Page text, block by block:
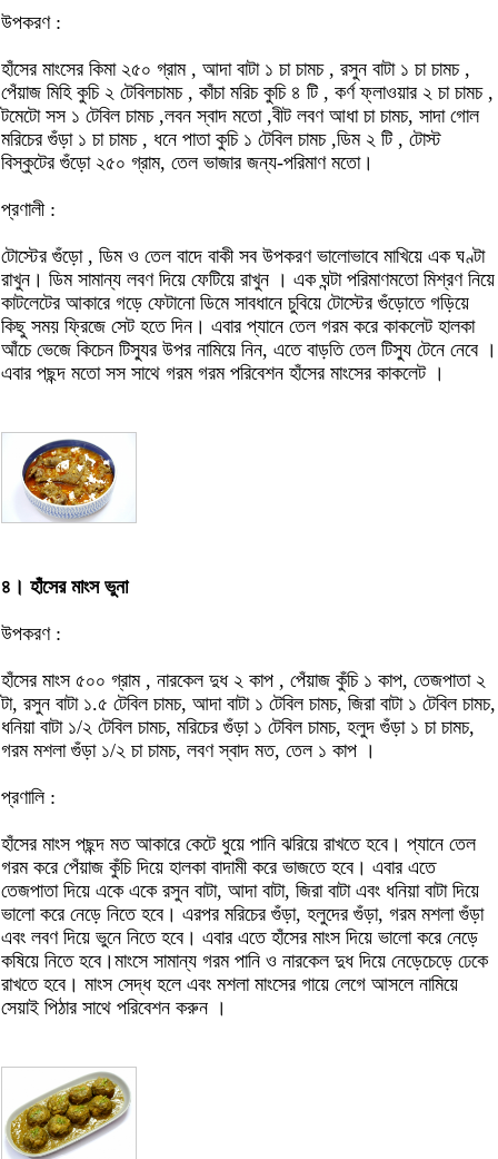
উপকরণ :
হাঁসের মাংসের কিমা ২৫০ গ্রাম , আদা বাটা ১ চা চামচ , রসুন বাটা ১ চা চামচ ,
পেঁয়াজ মিহি কুচি ২ টেবিলচামচ , কাঁচা মরিচ কুচি ৪ টি , কর্ণ ফ্লাওয়ার ২ চা চামচ ,
টমেটো সস ১ টেবিল চামচ ,লবন স্বাদ মতো ,বীট লবণ আধা চা চামচ, সাদা গোল
মরিচের গুঁড়া ১ চা চামচ , ধনে পাতা কুচি ১ টেবিল চামচ ,ডিম ২ টি , টোস্ট
বিস্কুটের গুঁড়ো ২৫০ গ্রাম, তেল ভাজার জন্য-পরিমাণ মতো।
প্রণালী :
টোস্টের গুঁড়ো , ডিম ও তেল বাদে বাকী সব উপকরণ ভালোভাবে মাখিয়ে এক ঘণ্টা
রাখুন। ডিম সামান্য লবণ দিয়ে ফেটিয়ে রাখুন । এক ঘন্টা পরিমাণমতো মিশ্রণ নিয়ে
কাটলেটের আকারে গড়ে ফেটানো ডিমে সাবধানে চুবিয়ে টোস্টের গুঁড়োতে গড়িয়ে
কিছু সময় ফ্রিজে সেট হতে দিন। এবার প্যানে তেল গরম করে কাকলেট হালকা
আঁচে ভেজে কিচেন টিস্যুর উপর নামিয়ে নিন, এতে বাড়তি তেল টিস্যু টেনে নেবে ।
এবার পছন্দ মতো সস সাথে গরম গরম পরিবেশন হাঁসের মাংসের কাকলেট ।
৪। হাঁসের মাংস ভুনা
উপকরণ :
হাঁসের মাংস ৫০০ গ্রাম , নারকেল দুধ ২ কাপ , পেঁয়াজ কুঁচি ১ কাপ, তেজপাতা ২
টা, রসুন বাটা ১.৫ টেবিল চামচ, আদা বাটা ১ টেবিল চামচ, জিরা বাটা ১ টেবিল চামচ,
ধনিয়া বাটা ১/২ টেবিল চামচ, মরিচের গুঁড়া ১ টেবিল চামচ, হলুদ গুঁড়া ১ চা চামচ,
গরম মশলা গুঁড়া ১/২ চা চামচ, লবণ স্বাদ মত, তেল ১ কাপ ।
প্রণালি :
হাঁসের মাংস পছন্দ মত আকারে কেটে ধুয়ে পানি ঝরিয়ে রাখতে হবে। প্যানে তেল
গরম করে পেঁয়াজ কুঁচি দিয়ে হালকা বাদামী করে ভাজতে হবে। এবার এতে
তেজপাতা দিয়ে একে একে রসুন বাটা, আদা বাটা, জিরা বাটা এবং ধনিয়া বাটা দিয়ে
ভালো করে নেড়ে নিতে হবে। এরপর মরিচের গুঁড়া, হলুদের গুঁড়া, গরম মশলা গুঁড়া
এবং লবণ দিয়ে ভুনে নিতে হবে। এবার এতে হাঁসের মাংস দিয়ে ভালো করে নেড়ে
কষিয়ে নিতে হবে।মাংসে সামান্য গরম পানি ও নারকেল দুধ দিয়ে নেড়েচেড়ে ঢেকে
রাখতে হবে। মাংস সেদ্ধ হলে এবং মশলা মাংসের গায়ে লেগে আসলে নামিয়ে
সেয়াই পিঠার সাথে পরিবেশন করুন ।